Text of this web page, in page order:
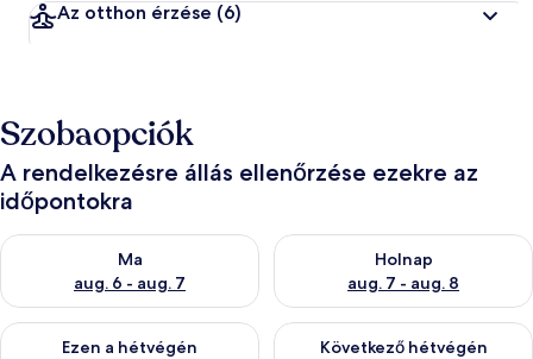
Az otthon érzése (6)
Szobaopciók
A rendelkezésre állás ellenőrzése ezekre az
időpontokra
Ma
aug. 6 - aug. 7
A ma esti rendelkezésre állás ellenőrzése: aug. 6 - aug. 7
Holnap
aug. 7 - aug. 8
A holnapi rendelkezésre állás
Ezen a hétvégén
A mostani hétvégi rendelkezésre állás ellenőrzése: aug. 7 -
Következő hétvégén
A következő hétvégi